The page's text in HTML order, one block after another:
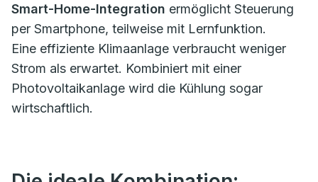
Smart-Home-Integration ermöglicht Steuerung
per Smartphone, teilweise mit Lernfunktion.
Eine effiziente Klimaanlage verbraucht weniger
Strom als erwartet. Kombiniert mit einer
Photovoltaikanlage wird die Kühlung sogar
wirtschaftlich.